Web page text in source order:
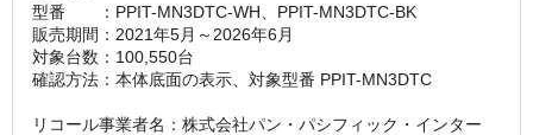
型番　　：PPIT-MN3DTC-WH、PPIT-MN3DTC-BK
販売期間：2021年5月～2026年6月
対象台数：100,550台
確認方法：本体底面の表示、対象型番 PPIT-MN3DTC
リコール事業者名：株式会社パン・パシフィック・インター